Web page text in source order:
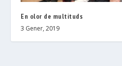
En olor de multituds
3 Gener, 2019